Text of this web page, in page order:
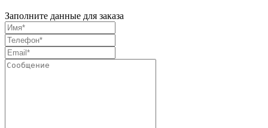
Заполните данные для заказа